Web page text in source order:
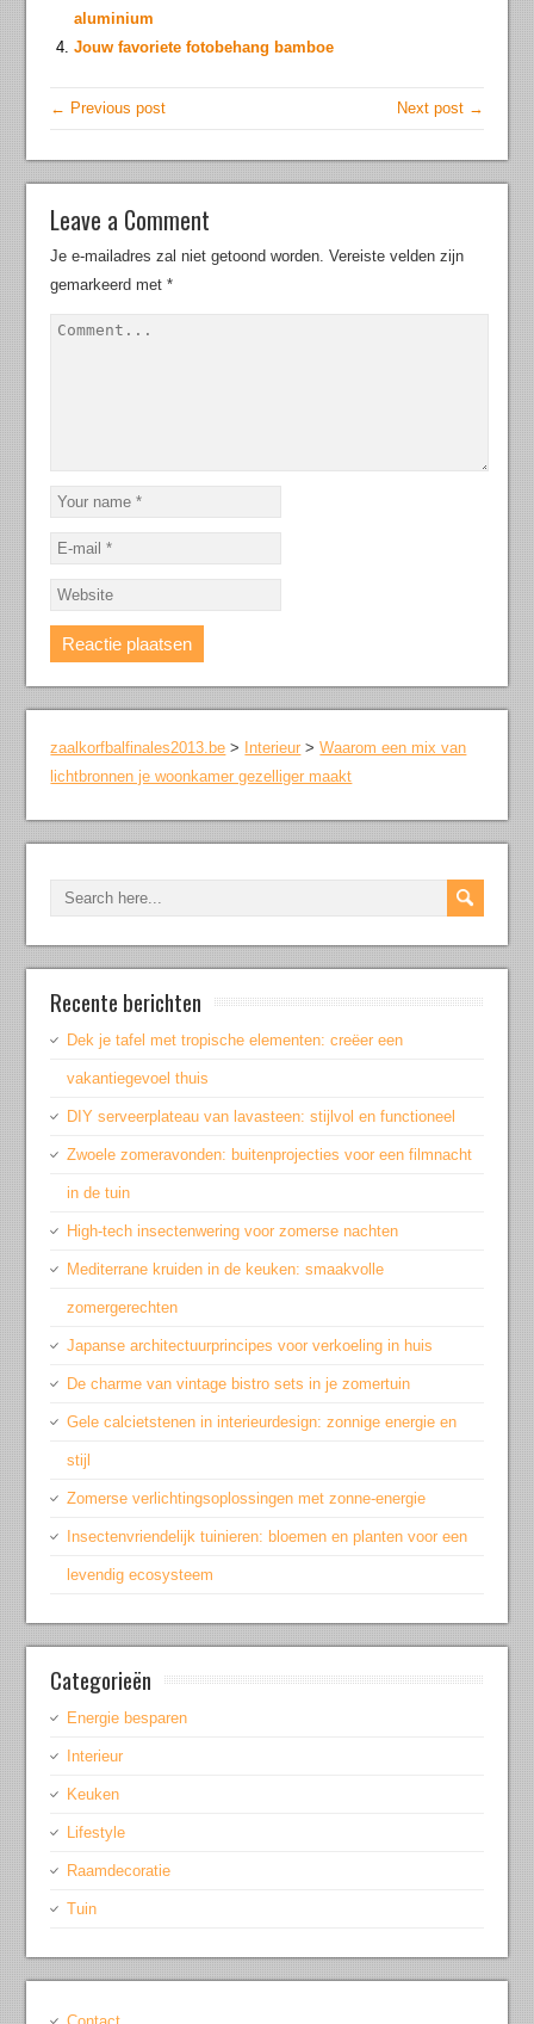
aluminium
Jouw favoriete fotobehang bamboe
← Previous post Next post →
Leave a Comment
Je e-mailadres zal niet getoond worden. Vereiste velden zijn
gemarkeerd met*
zaalkorfbalfinales2013.be > Interieur >Waarom een mix van
lichtbronnen je woonkamer gezelliger maakt
Recente berichten
Dek je tafel met tropische elementen: creëer een
vakantiegevoel thuis
DIY serveerplateau van lavasteen: stijlvol en functioneel
Zwoele zomeravonden: buitenprojecties voor een filmnacht
in de tuin
High-tech insectenwering voor zomerse nachten
Mediterrane kruiden in de keuken: smaakvolle
zomergerechten
Japanse architectuurprincipes voor verkoeling in huis
De charme van vintage bistro sets in je zomertuin
Gele calcietstenen in interieurdesign: zonnige energie en
stijl
Zomerse verlichtingsoplossingen met zonne-energie
Insectenvriendelijk tuinieren: bloemen en planten voor een
levendig ecosysteem
Categorieën
Energie besparen
Interieur
Keuken
Lifestyle
Raamdecoratie
Tuin